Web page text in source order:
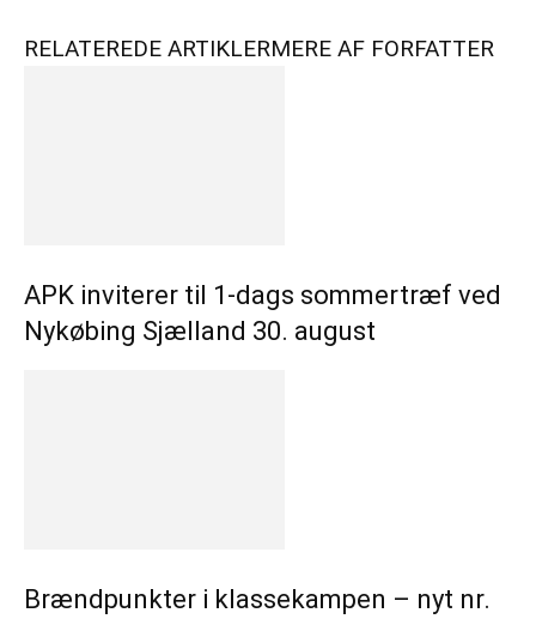
RELATEREDE ARTIKLERMERE AF FORFATTER
APK inviterer til 1-dags sommertræf ved
Nykøbing Sjælland 30. august
Brændpunkter i klassekampen – nyt nr.